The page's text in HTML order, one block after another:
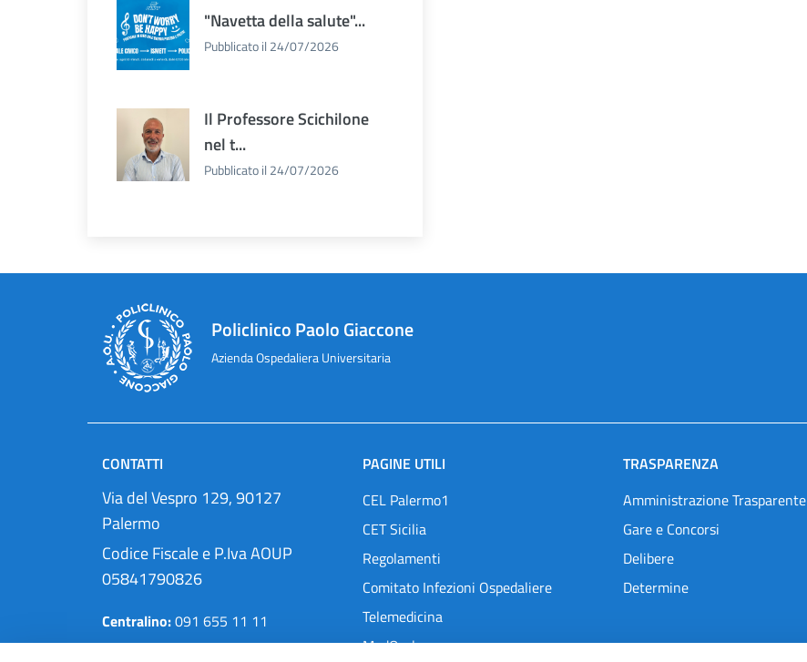
"Navetta della salute"...
Pubblicato il 24/07/2026
Il Professore Scichilone
nel t...
Pubblicato il 24/07/2026
Policlinico Paolo Giaccone
Azienda Ospedaliera Universitaria
CONTATTI
Via del Vespro 129, 90127
Palermo
Codice Fiscale e P.Iva AOUP
05841790826
Centralino:091 655 11 11
Pec:protocollo@cert.policlinico.pa.it
PAGINE UTILI
CEL Palermo1
CET Sicilia
Regolamenti
Comitato Infezioni Ospedaliere
Telemedicina
MedOral
TRASPARENZA
Amministrazione Trasparente
Gare e Concorsi
Delibere
Determine